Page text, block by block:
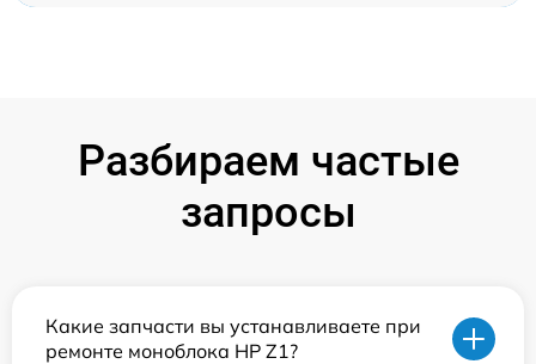
Разбираем частые
запросы
Какие запчасти вы устанавливаете при
ремонте моноблока HP Z1?